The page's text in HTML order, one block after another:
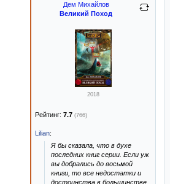
Дем Михайлов
Великий Поход
2018
Рейтинг: 7.7 (766)
Lilian:
Я бы сказала, что в духе
последних книг серии. Если уж
вы добрались до восьмой
книги, то все недостатки и
достоинства в большинстве